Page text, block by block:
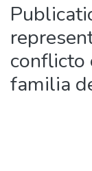
conflicto
familia